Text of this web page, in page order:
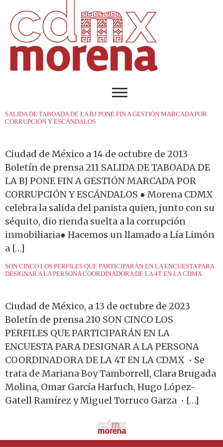
SALIDA DE TABOADA DE LA BJ PONE FIN A GESTIÓN MARCADA POR
CORRUPCIÓN Y ESCÁNDALOS
Ciudad de México a 14 de octubre de 2013
Boletín de prensa 211 SALIDA DE TABOADA DE
LA BJ PONE FIN A GESTIÓN MARCADA POR
CORRUPCIÓN Y ESCÁNDALOS ● Morena CDMX
celebra la salida del panista quien, junto con su
séquito, dio rienda suelta a la corrupción
inmobiliaria● Hacemos un llamado a Lía Limón
a […]
SON CINCO LOS PERFILES QUE PARTICIPARÁN EN LA ENCUESTA PARA
DESIGNAR A LA PERSONA COORDINADORA DE LA 4T EN LA CDMX
Ciudad de México, a 13 de octubre de 2023
Boletín de prensa 210 SON CINCO LOS
PERFILES QUE PARTICIPARÁN EN LA
ENCUESTA PARA DESIGNAR A LA PERSONA
COORDINADORA DE LA 4T EN LA CDMX • Se
trata de Mariana Boy Tamborrell, Clara Brugada
Molina, Omar García Harfuch, Hugo López-
Gatell Ramírez y Miguel Torruco Garza • […]